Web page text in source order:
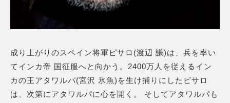
成り上がりのスペイン将軍ピサロ(渡辺 謙)は、兵を率い
てインカ帝 国征服へと向かう。2400万人を従えるイン
カの王アタワルパ(宮沢 氷魚)を生け捕りにしたピサロ
は、次第にアタワルパに心を開く。 そしてアタワルパも